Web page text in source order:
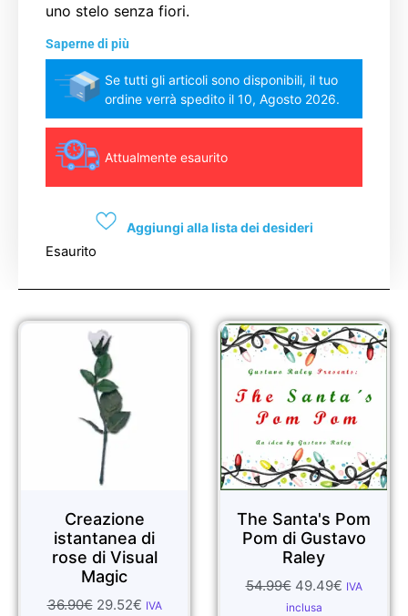
uno stelo senza fiori.
Saperne di più
Se tutti gli articoli sono disponibili, il tuo
ordine verrà spedito il 10, Agosto 2026.
Attualmente esaurito
Aggiungi alla lista dei desideri
Esaurito
Creazione
istantanea di
rose di Visual
Magic
36.90€ 29.52€ IVA
The Santa's Pom
Pom di Gustavo
Raley
54.99€ 49.49€ IVA
inclusa